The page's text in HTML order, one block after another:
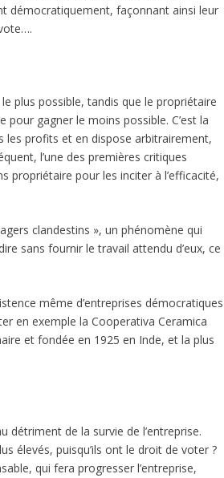
démocratiquement, façonnant ainsi leur
plus possible, tandis que le propriétaire
pour gagner le moins possible. C’est la
profits et en dispose arbitrairement,
l’une des premières critiques
propriétaire pour les inciter à l’efficacité,
clandestins », un phénomène qui
sans fournir le travail attendu d’eux, ce
même d’entreprises démocratiques
en exemple la Cooperativa Ceramica
et fondée en 1925 en Inde, et la plus
de la survie de l’entreprise.
élevés, puisqu’ils ont le droit de voter ?
qui fera progresser l’entreprise,